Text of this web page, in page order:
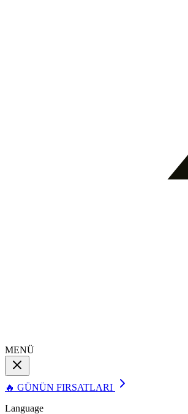
MENÜ
🔥 GÜNÜN FIRSATLARI
Language